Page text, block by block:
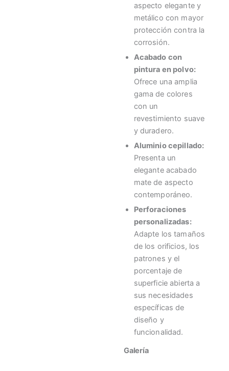
aspecto elegante y
metálico con mayor
protección contra la
corrosión.
Acabado con
pintura en polvo:
Ofrece una amplia
gama de colores
con un
revestimiento suave
y duradero.
Aluminio cepillado:
Presenta un
elegante acabado
mate de aspecto
contemporáneo.
Perforaciones
personalizadas:
Adapte los tamaños
de los orificios, los
patrones y el
porcentaje de
superficie abierta a
sus necesidades
específicas de
diseño y
funcionalidad.
Galería